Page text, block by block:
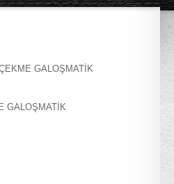
GALOŞMATİK
GALOŞMATİK